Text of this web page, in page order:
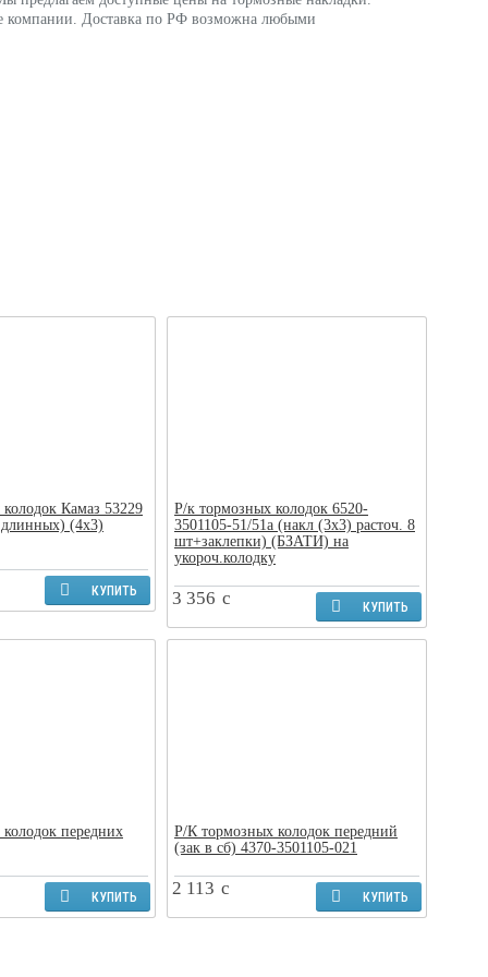
компании. Доставка по РФ возможна любыми
Камаз 53229
(4х3)
КУПИТЬ
Р/к тормозных колодок 6520-
3501105-51/51а (накл (3х3) расточ. 8
шт+заклепки) (БЗАТИ) на
укороч.колодку
3 356 c КУПИТЬ
передних
КУПИТЬ
Р/К тормозных колодок передний
(зак в сб) 4370-3501105-021
2 113 c КУПИТЬ